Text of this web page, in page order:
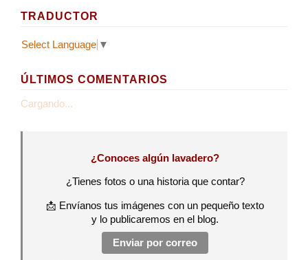
TRADUCTOR
Select Language ▼
ÚLTIMOS COMENTARIOS
Cargando...
¿Conoces algún lavadero?
¿Tienes fotos o una historia que contar?
📩 Envíanos tus imágenes con un pequeño texto
y lo publicaremos en el blog.
Enviar por correo